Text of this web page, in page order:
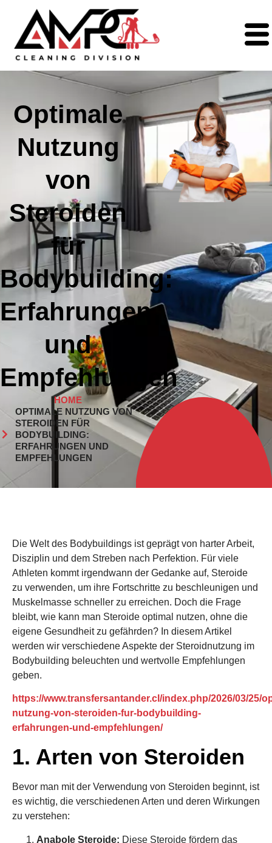
Optimale
Nutzung
von
Steroiden
für
Bodybuilding:
Erfahrungen
und
Empfehlungen
HOME
OPTIMALE NUTZUNG VON
STEROIDEN FÜR
BODYBUILDING:
ERFAHRUNGEN UND
EMPFEHLUNGEN
Die Welt des Bodybuildings ist geprägt von harter Arbeit,
Disziplin und dem Streben nach Perfektion. Für viele
Athleten kommt irgendwann der Gedanke auf, Steroide
zu verwenden, um ihre Fortschritte zu beschleunigen und
Muskelmasse schneller zu erreichen. Doch die Frage
bleibt, wie kann man Steroide optimal nutzen, ohne die
eigene Gesundheit zu gefährden? In diesem Artikel
werden wir verschiedene Aspekte der Steroidnutzung im
Bodybuilding beleuchten und wertvolle Empfehlungen
geben.
https://www.transfersantander.cl/index.php/2026/03/25/
nutzung-von-steroiden-fur-bodybuilding-
erfahrungen-und-empfehlungen/
1. Arten von Steroiden
Bevor man mit der Verwendung von Steroiden beginnt, ist
es wichtig, die verschiedenen Arten und deren Wirkungen
zu verstehen:
Anabole Steroide: Diese Steroide fördern das